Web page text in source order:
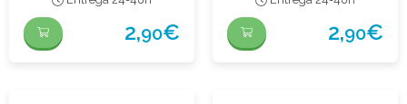
Naranja
2,90€ 2,90€